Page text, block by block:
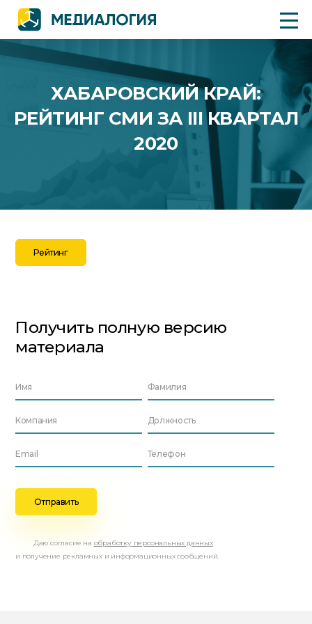
ХАБАРОВСКИЙ КРАЙ:
РЕЙТИНГ СМИ ЗА III КВАРТАЛ
2020
Рейтинг
Получить полную версию
материала
Даю согласие на обработку персональных данных
и получение рекламных и информационных сообщений.